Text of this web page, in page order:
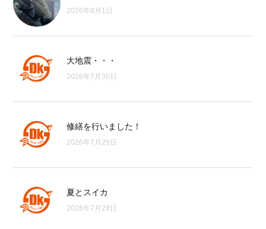
2026年8月1日
大地震・・・
2026年7月30日
修繕を行いました！
2026年7月29日
夏とスイカ
2026年7月28日